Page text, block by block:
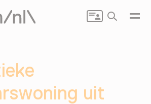
Zoeken
uit